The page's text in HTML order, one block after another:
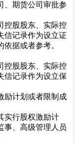
期货公司审批参
股股东、实际控
信记录作为设立证
据或者参考。
股股东、实际控
信记录作为设立保
计划或者限制成
行股权激励计
事、高级管理人员